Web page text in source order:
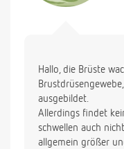
Hallo, die Brüste
ausgebildet.
Allerdings findet
schwellen auch
allgemein größer